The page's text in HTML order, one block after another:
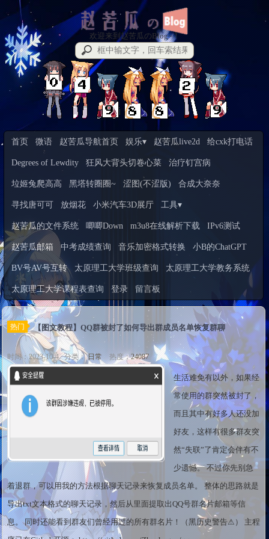
欢迎来到赵苦瓜のBlog~！
首页 微语 赵苦瓜导航首页 娱乐▾ 赵苦瓜live2d 给cxk打电话
Degrees of Lewdity 狂风大背头切卷心菜 治疗钉宫病
垃姬兔爬高高 黑塔转圈圈~ 涩图(不涩版) 合成大奈奈
寻找唐可可 放烟花 小米汽车3D展厅 工具▾
赵苦瓜的文件系统 唧唧Down m3u8在线解析下载 IPv6测试
赵苦瓜邮箱 中考成绩查询 音乐加密格式转换 小B的ChatGPT
BV号AV号互转 太原理工大学班级查询 太原理工大学教务系统
太原理工大学课程表查询 登录 留言板
热门 【图文教程】QQ群被封了如何导出群成员名单恢复群聊
时间：2023-10-4 分类：日常热度：24087
生活难免有以外，如果经
常使用的群突然被封了，
而且其中有好多人还没加
好友，这样有很多群友突
然“失联”了肯定会伴有不
少遗憾。 不过你先别急
着退群，可以用我的方法根据聊天记录来恢复成员名单。 整体的思路就是
导出txt文本格式的聊天记录，然后从里面提取出QQ号群名片邮箱等信
息。 同时还能看到群友们曾经用过的所有群名片！（黑历史警告⚠） 主程